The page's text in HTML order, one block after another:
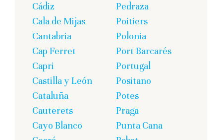
Cádiz
Cala de Mijas
Cantabria
Cap Ferret
Capri
Castilla y León
Cataluña
Cauterets
Cayo Blanco
Pedraza
Poitiers
Polonia
Port Barcarés
Portugal
Positano
Potes
Praga
Punta Cana